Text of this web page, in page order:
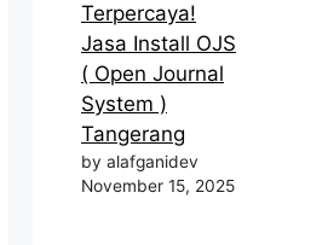
Terpercaya!
Jasa Install OJS
( Open Journal
System )
Tangerang
by alafganidev
November 15, 2025